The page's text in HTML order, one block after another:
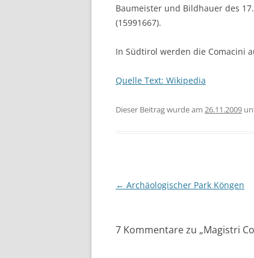
Baumeister und Bildhauer des
(15991667).
In Südtirol werden die Comacini
Quelle Text: Wikipedia
Dieser Beitrag wurde am 26.11.2009
Beitragsnavigation
← Archäologischer Park Köngen
7 Kommentare zu „Magistri